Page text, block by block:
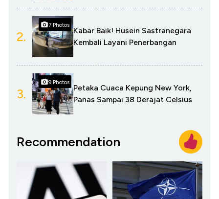
2.
7 Photos
Kabar Baik! Husein Sastranegara
Kembali Layani Penerbangan
3.
9 Photos
Petaka Cuaca Kepung New York,
Panas Sampai 38 Derajat Celsius
Recommendation